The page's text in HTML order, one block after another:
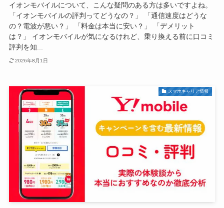
イオンモバイルについて、こんな疑問のある方は多いですよね。
「イオンモバイルの評判ってどうなの？」 「通信速度はどうな
の？電波が悪い？」 「料金は本当に安い？」 「デメリット
は？」 イオンモバイルが気になるけれど、乗り換える前に口コミ
評判を知...
2026年8月1日
スマホキャリア情報